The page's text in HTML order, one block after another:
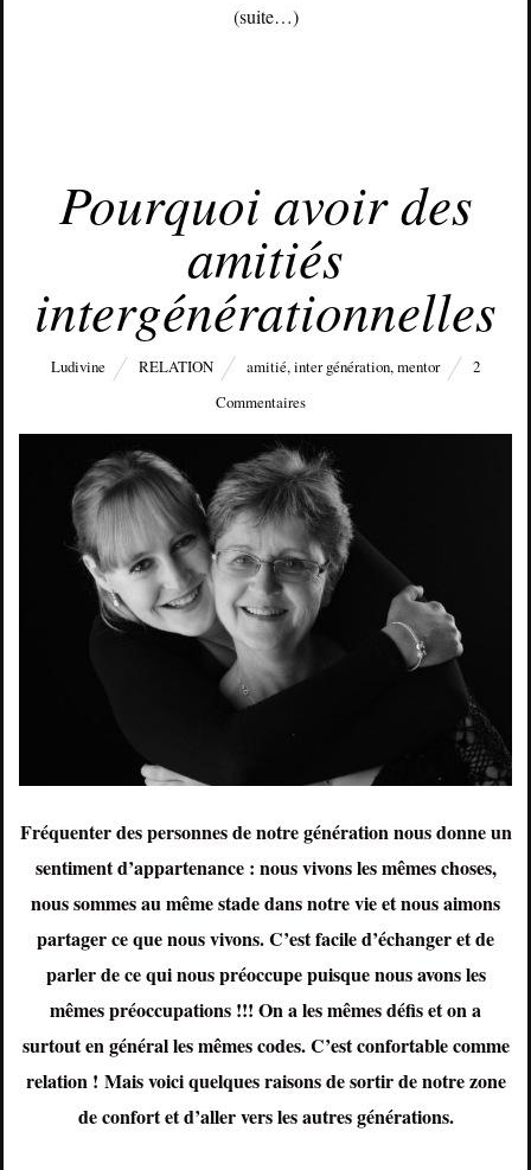
(suite…)
Pourquoi avoir des
amitiés
intergénérationnelles
Ludivine RELATION amitié,inter génération,mentor
2
Commentaires
Fréquenter des personnes de notre génération nous donne un
sentiment d’appartenance : nous vivons les mêmes choses,
nous sommes au même stade dans notre vie et nous aimons
partager ce que nous vivons. C’est facile d’échanger et de
parler de ce qui nous préoccupe puisque nous avons les
mêmes préoccupations !!! On a les mêmes défis et on a
surtout en général les mêmes codes. C’est confortable comme
relation ! Mais voici quelques raisons de sortir de notre zone
de confort et d’aller vers les autres générations.